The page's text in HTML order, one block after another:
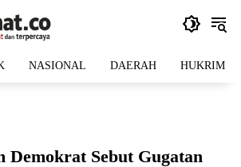
NASIONAL DAERAH HUKRIM
Demokrat Sebut Gugatan